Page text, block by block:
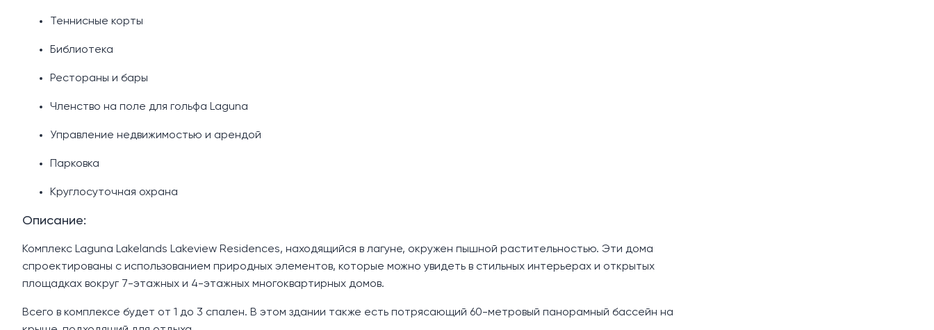
Теннисные корты
Библиотека
Рестораны и бары
Членство на поле для гольфа Laguna
Управление недвижимостью и арендой
Парковка
Круглосуточная охрана
Описание:
Комплекс Laguna Lakelands Lakeview Residences, находящийся в лагуне, окружен пышной растительностью. Эти дома
спроектированы с использованием природных элементов, которые можно увидеть в стильных интерьерах и открытых
площадках вокруг 7-этажных и 4-этажных многоквартирных домов.
Всего в комплексе будет от 1 до 3 спален. В этом здании также есть потрясающий 60-метровый панорамный бассейн на